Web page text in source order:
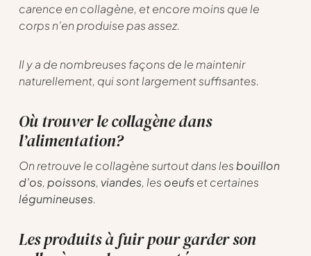
carence en collagène, et encore moins que le
corps n’en produise pas assez.
Il y a de nombreuses façons de le maintenir
naturellement, qui sont largement suffisantes.
Où trouver le collagène dans
l’alimentation?
On retrouve le collagène surtout dans lesbouillon
d’os,poissons, viandes, les oeufset certaines
légumineuses.
Les produits à fuir pour garder son